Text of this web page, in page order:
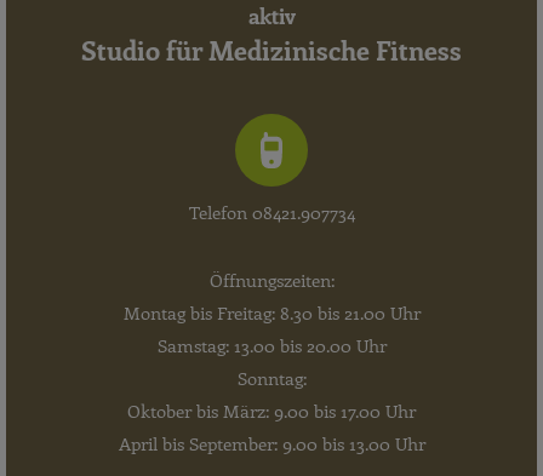
aktiv
Studio für Medizinische Fitness
Telefon 08421.907734
Öffnungszeiten:
Montag bis Freitag: 8.30 bis 21.00 Uhr
Samstag: 13.00 bis 20.00 Uhr
Sonntag:
Oktober bis März: 9.00 bis 17.00 Uhr
April bis September: 9.00 bis 13.00 Uhr